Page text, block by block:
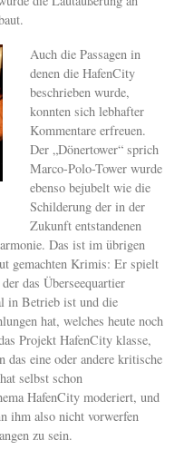
Auch die Passagen in
denen die HafenCity
beschrieben wurde,
konnten sich lebhafter
Kommentare erfreuen.
Der „Dönertower“ sprich
Marco-Polo-Tower wurde
ebenso bejubelt wie die
Schilderung der in der
Zukunft entstandenen
Das ist im übrigen
gemachten Krimis: Er spielt
das Überseequartier
in Betrieb ist und die
hat, welches heute noch
Projekt HafenCity klasse,
das eine oder andere kritische
selbst schon
HafenCity moderiert, und
ihm also nicht vorwerfen
zu sein.